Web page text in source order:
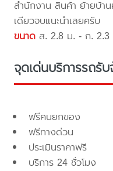
สำนักงาน สินค้า ย้ายบ้า
เดียวจบแนะนำเลยครับ
ขนาด ส. 2.8 ม. - ก.
จุดเด่นบริการรถรับ
ฟรีคนยกของ
ฟรีทางด่วน
ประเมินราคาฟรี
บริการ 24 ชั่วโมง